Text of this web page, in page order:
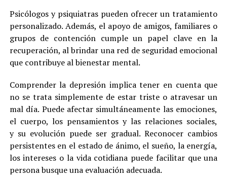
Psicólogos y psiquiatras pueden ofrecer un tratamiento
personalizado. Además, el apoyo de amigos, familiares o
grupos de contención cumple un papel clave en la
recuperación, al brindar una red de seguridad emocional
que contribuye al bienestar mental.
Comprender la depresión implica tener en cuenta que
no se trata simplemente de estar triste o atravesar un
mal día. Puede afectar simultáneamente las emociones,
el cuerpo, los pensamientos y las relaciones sociales,
y su evolución puede ser gradual. Reconocer cambios
persistentes en el estado de ánimo, el sueño, la energía,
los intereses o la vida cotidiana puede facilitar que una
persona busque una evaluación adecuada.